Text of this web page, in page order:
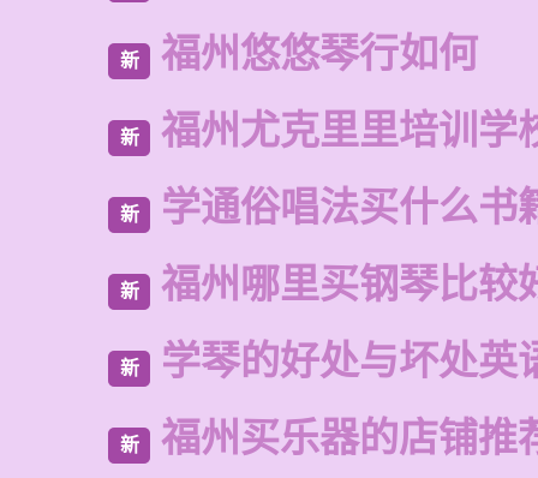
新 福州悠悠琴行如何
新 福州尤克里里培训学
新 学通俗唱法买什么书
新 福州哪里买钢琴比较
新 学琴的好处与坏处英
新 福州买乐器的店铺推